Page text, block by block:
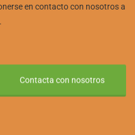
en contacto con nosotros a
Contacta con nosotros